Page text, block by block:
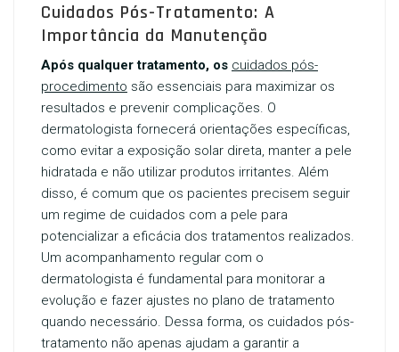
Cuidados Pós-Tratamento: A
Importância da Manutenção
Após qualquer tratamento, os cuidados pós-
procedimento são essenciais para maximizar os
resultados e prevenir complicações. O
dermatologista fornecerá orientações específicas,
como evitar a exposição solar direta, manter a pele
hidratada e não utilizar produtos irritantes. Além
disso, é comum que os pacientes precisem seguir
um regime de cuidados com a pele para
potencializar a eficácia dos tratamentos realizados.
Um acompanhamento regular com o
dermatologista é fundamental para monitorar a
evolução e fazer ajustes no plano de tratamento
quando necessário. Dessa forma, os cuidados pós-
tratamento não apenas ajudam a garantir a